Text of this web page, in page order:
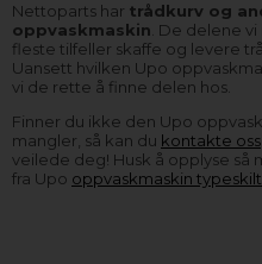
Nettoparts har trådkurv og
oppvaskmaskin . De delene
fleste tilfeller skaffe og levere
Uansett hvilken Upo
vi de rette å finne delen hos.
Finner du ikke den Upo
mangler, så kan du kontakte oss
veilede deg! Husk å opplyse så
fra Upo oppvaskmaskin